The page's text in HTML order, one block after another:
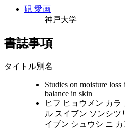
硯 愛画
神戸大学
書誌事項
タイトル別名
Studies on moisture
balance in skin
ヒフ ヒョウメン カラ
ル スイブン ソンシツ
イブン シュウシ ニ